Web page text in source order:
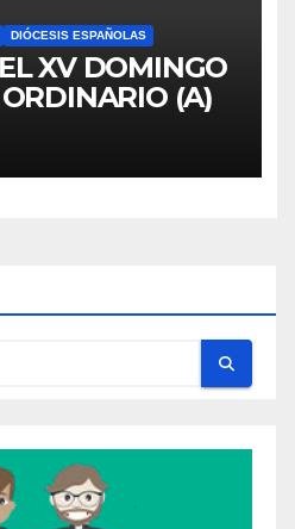
DIÓCESIS ESPAÑOLAS
XV DOMINGO
(A)